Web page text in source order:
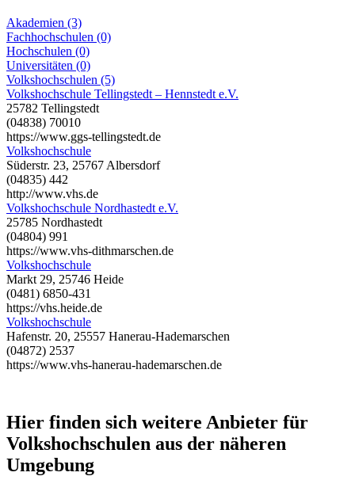
Akademien (3)
Fachhochschulen (0)
Hochschulen (0)
Universitäten (0)
Volkshochschulen (5)
Volkshochschule Tellingstedt – Hennstedt e.V.
25782 Tellingstedt
(04838) 70010
https://www.ggs-tellingstedt.de
Volkshochschule
Süderstr. 23, 25767 Albersdorf
(04835) 442
http://www.vhs.de
Volkshochschule Nordhastedt e.V.
25785 Nordhastedt
(04804) 991
https://www.vhs-dithmarschen.de
Volkshochschule
Markt 29, 25746 Heide
(0481) 6850-431
https://vhs.heide.de
Volkshochschule
Hafenstr. 20, 25557 Hanerau-Hademarschen
(04872) 2537
https://www.vhs-hanerau-hademarschen.de
Hier finden sich weitere Anbieter für
Volkshochschulen aus der näheren
Umgebung